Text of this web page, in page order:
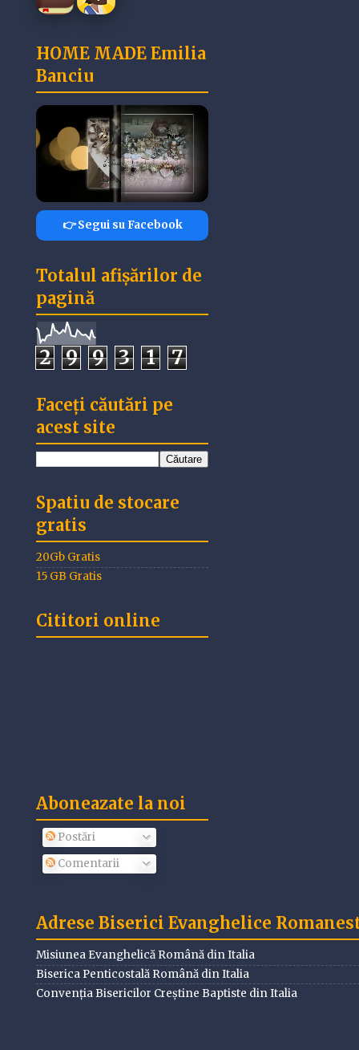
HOME MADE Emilia
Banciu
👉 Segui su Facebook
Totalul afișărilor de
pagină
2 9 9 3 1 7
Faceți căutări pe
acest site
Spatiu de stocare
gratis
20Gb Gratis
15 GB Gratis
Cititori online
Aboneazate la noi
Postări
Comentarii
Adrese Biserici Evanghelice
Misiunea Evanghelică Română din Italia
Biserica Penticostală Română din Italia
Convenția Bisericilor Creștine Baptiste din Italia